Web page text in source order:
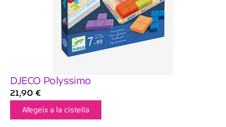
DJECO Polyssimo
21,90 €
Afegeix a la cistella